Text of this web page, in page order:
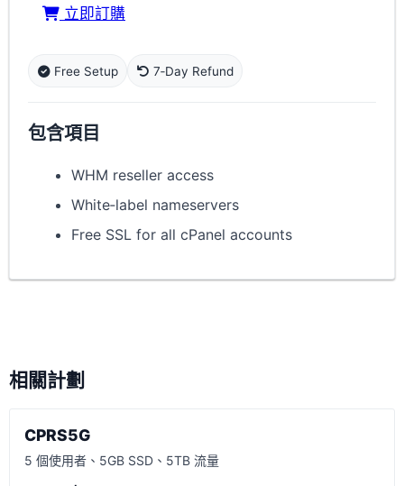
立即訂購
Free Setup 7‑Day Refund
包含項目
WHM reseller access
White‑label nameservers
Free SSL for all cPanel accounts
相關計劃
CPRS5G
5 個使用者、5GB SSD、5TB 流量